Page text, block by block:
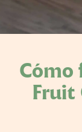
Cómo
Fruit